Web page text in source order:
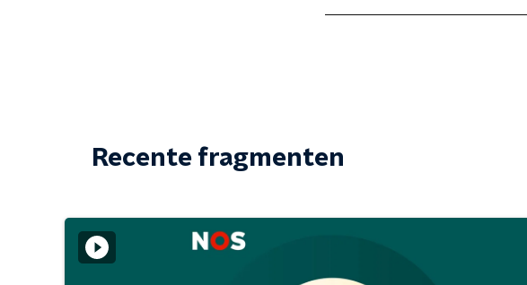
Recente fragmenten